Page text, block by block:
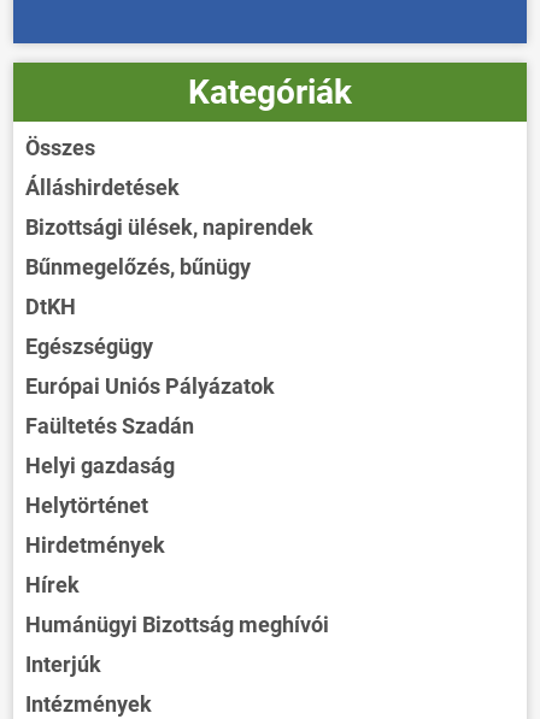
Kategóriák
Összes
Álláshirdetések
Bizottsági ülések, napirendek
Bűnmegelőzés, bűnügy
DtKH
Egészségügy
Európai Uniós Pályázatok
Faültetés Szadán
Helyi gazdaság
Helytörténet
Hirdetmények
Hírek
Humánügyi Bizottság meghívói
Interjúk
Intézmények